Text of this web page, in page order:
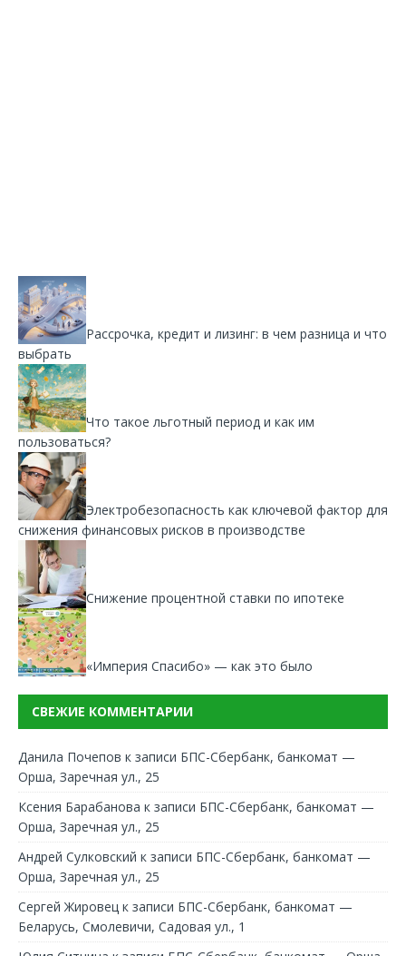
Рассрочка, кредит и лизинг: в чем разница и что
выбрать
Что такое льготный период и как им
пользоваться?
Электробезопасность как ключевой фактор для
снижения финансовых рисков в производстве
Снижение процентной ставки по ипотеке
«Империя Спасибо» — как это было
СВЕЖИЕ КОММЕНТАРИИ
Данила Почепов к записи БПС-Сбербанк, банкомат —
Орша, Заречная ул., 25
Ксения Барабанова к записи БПС-Сбербанк, банкомат —
Орша, Заречная ул., 25
Андрей Сулковский к записи БПС-Сбербанк, банкомат —
Орша, Заречная ул., 25
Сергей Жировец к записи БПС-Сбербанк, банкомат —
Беларусь, Смолевичи, Садовая ул., 1